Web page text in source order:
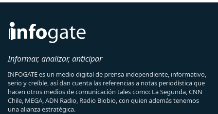
Informar, analizar, anticipar
INFOGATE es un medio digital de prensa independiente, informativo,
serio y creíble, así dan cuenta las referencias a notas periodística que
hacen otros medios de comunicación tales como: La Segunda, CNN
Chile, MEGA, ADN Radio, Radio Biobio, con quien además tenemos
una alianza estratégica.